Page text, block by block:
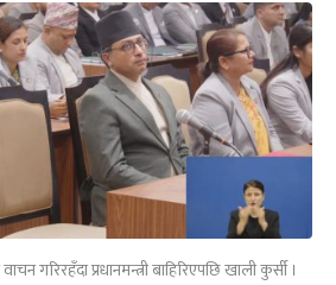
गरिरहँदा प्रधानमन्त्री बाहिरिएपछि खाली कुर्सी ।